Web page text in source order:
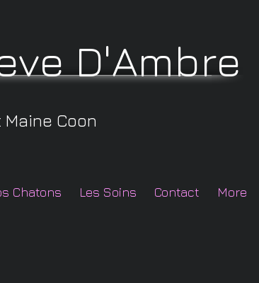
D'Ambre
Coon
Chatons Les Soins Contact More